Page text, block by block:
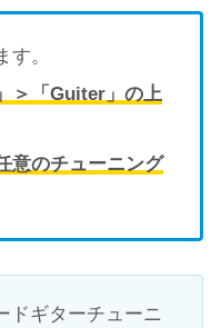
す。
＞「Guiter」の上
意のチューニング
ドギターチューニ